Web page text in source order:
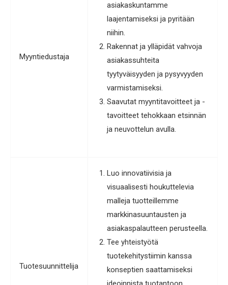
Myyntiedustaja
asiakaskuntamme
laajentamiseksi ja pyritään
niihin.
Rakennat ja ylläpidät vahvoja
asiakassuhteita
tyytyväisyyden ja pysyvyyden
varmistamiseksi.
Saavutat myyntitavoitteet ja -
tavoitteet tehokkaan etsinnän
ja neuvottelun avulla.
Tuotesuunnittelija
Luo innovatiivisia ja
visuaalisesti houkuttelevia
malleja tuotteillemme
markkinasuuntausten ja
asiakaspalautteen perusteella.
Tee yhteistyötä
tuotekehitystiimin kanssa
konseptien saattamiseksi